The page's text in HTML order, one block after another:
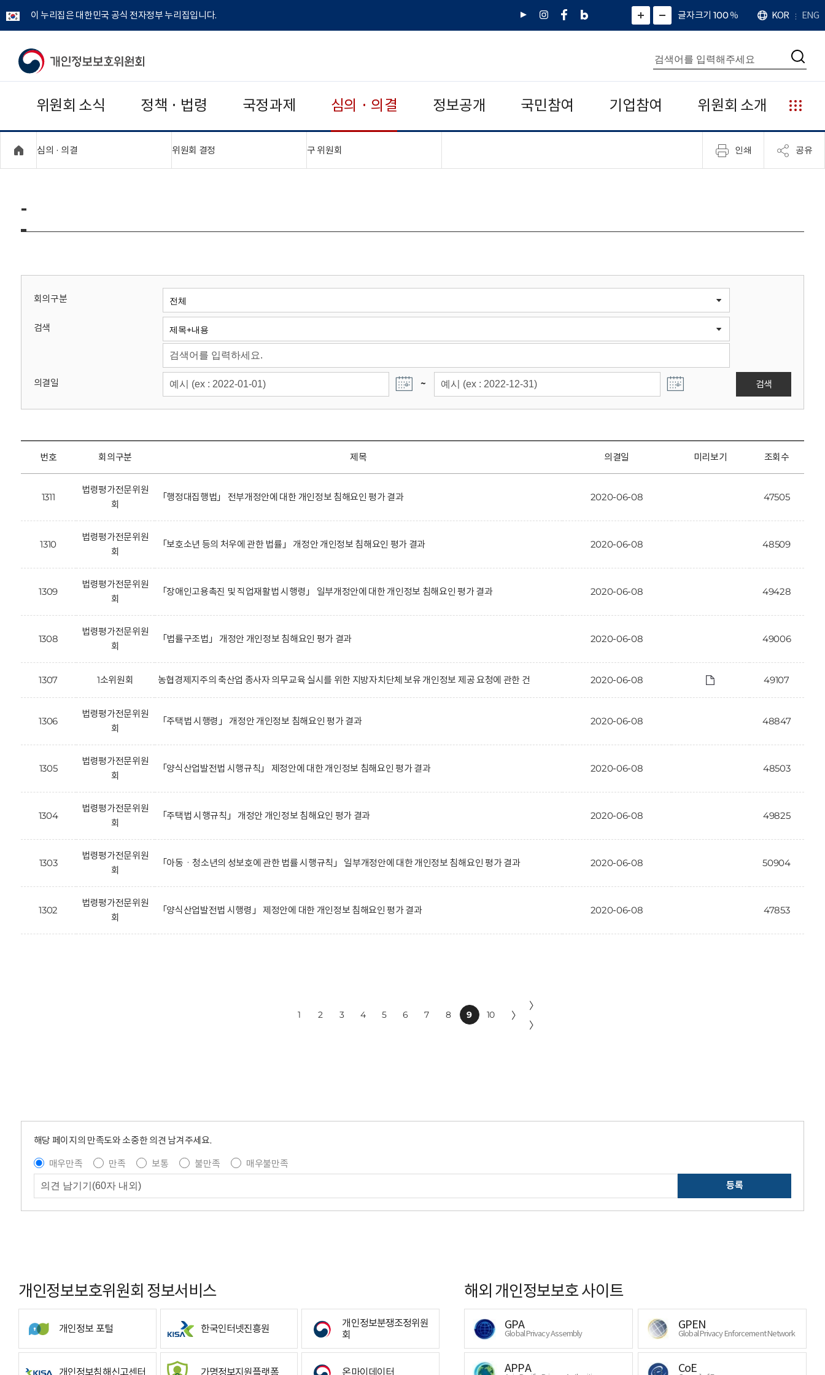
이 누리집은 대한민국 공식 전자정부 누리집입니다.
유
인
페
네
그
)
화
면
면
소
확
대
치
글자크기 100%
언
어
KOR ENG
개
보
보
위
회
통
합
검
색
검
위원회 소식 정책 · 법령 국정과제 심의 · 의결 정보공개 국민참여 기업참여 위원회 소개
누
리
집
안
심의 · 의결 위원회 결정 구 위원회 인쇄 공유
-
회의구분
검색
의결일 ~ 검색
번호 회의구분 제목 의결일 미리보기 조회수
1311
법령평가전문위원
회
「행정대집행법」 전부개정안에 대한 개인정보 침해요인 평가 결과 2020-06-08 47505
1310
법령평가전문위원
회
「보호소년 등의 처우에 관한 법률」 개정안 개인정보 침해요인 평가 결과 2020-06-08 48509
1309
법령평가전문위원
회
「장애인고용촉진 및 직업재활법 시행령」 일부개정안에 대한 개인정보 침해요인 평가 결과 2020-06-08 49428
1308
법령평가전문위원
회
「법률구조법」 개정안 개인정보 침해요인 평가 결과 2020-06-08 49006
1307 1소위원회 농협경제지주의 축산업 종사자 의무교육 실시를 위한 지방자치단체 보유 개인정보 제공 요청에 관한 건 2020-06-08 49107
1306
법령평가전문위원
회
「주택법 시행령」 개정안 개인정보 침해요인 평가 결과 2020-06-08 48847
1305
법령평가전문위원
회
「양식산업발전법 시행규칙」 제정안에 대한 개인정보 침해요인 평가 결과 2020-06-08 48503
1304
법령평가전문위원
회
「주택법 시행규칙」 개정안 개인정보 침해요인 평가 결과 2020-06-08 49825
1303
법령평가전문위원
회
「아동ㆍ청소년의 성보호에 관한 법률 시행규칙」 일부개정안에 대한 개인정보 침해요인 평가 결과 2020-06-08 50904
1302
법령평가전문위원
회
「양식산업발전법 시행령」 제정안에 대한 개인정보 침해요인 평가 결과 2020-06-08 47853
1 2 3 4 5 6 7 8 9 10 〉
〉
〉
해당 페이지의 만족도와 소중한 의견 남겨주세요.
매우만족
만족 보통 불만족
매우불만족
등록
개인정보보호위원회 정보서비스
개인정보 포털 한국인터넷진흥원
개인정보분쟁조정위원
회
개인정보침해신고센터 가명정보지원플랫폼 온마이데이터
해외 개인정보보호 사이트
GPA
Global Privacy Assembly
GPEN
Global Privacy Enforcement Network
APPA CoE